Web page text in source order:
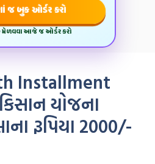
જ બુક ઓર્ડર કરો
મેળવવા આજે જ ઓર્ડર કરો
Installment
યોજના
રૂપિયા 2000/-